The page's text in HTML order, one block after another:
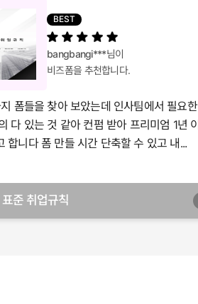
BEST
bangbangi***님이
비즈폼을 추천합니다.
폼들을 찾아 보았는데 인사팀에서 필요한
다 있는 것 같아 컨펌 받아 프리미엄 1년 이
합니다 폼 만들 시간 단축할 수 있고 내...
준 취업규칙